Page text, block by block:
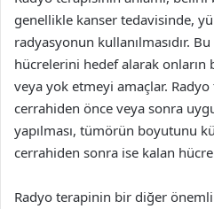
genellikle kanser tedavisinde,
radyasyonun kullanılmasıdır.
hücrelerini hedef alarak onların
veya yok etmeyi amaçlar.
cerrahiden önce veya sonra
yapılması, tümörün boyutunu
cerrahiden sonra ise kalan
Radyo terapinin bir diğer önemli